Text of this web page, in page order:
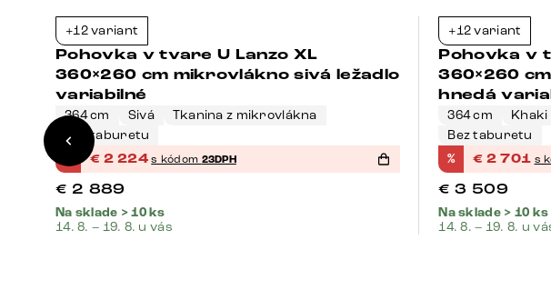
Bestseller
+12 variant
Pohovka v tvare U Lanzo XL
360×260 cm mikrovlákno sivá ležadlo
variabilné
364 cm Sivá
Tkanina z mikrovlákna
Bez taburetu
€ 2 224 s kódom 23DPH
€ 2 889
Na sklade > 10 ks
14. 8. – 19. 8. u vás
+12 variant
Pohovka v
360×260
hnedá
364 cm Khaki
Bez taburetu
% € 2 701 s
€ 3 509
Na sklade > 10 ks
14. 8. – 19. 8. u